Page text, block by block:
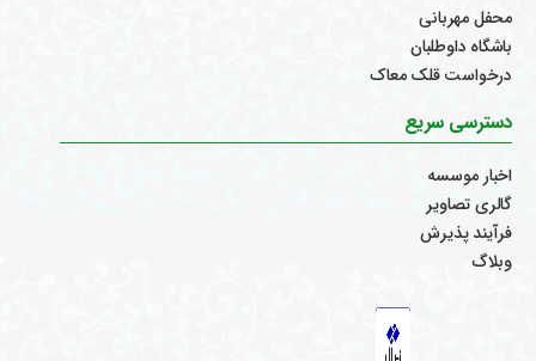
محفل مهربانی
باشگاه داوطلبان
درخواست قلک معاک
دسترسی سریع
اخبار موسسه
گالری تصاویر
فرآیند پذیرش
وبلاگ